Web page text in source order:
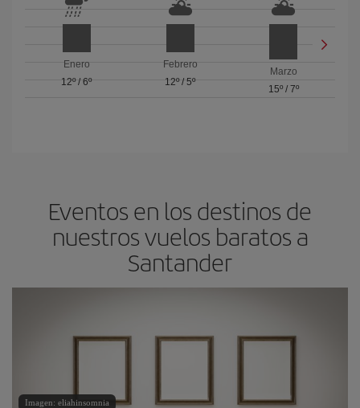
Enero
12º/6º
Febrero
12º/ 5º
Marzo
15º/ 7º
Eventos en los destinos de
nuestros vuelos baratos a
Santander
Imagen: eliahinsomnia